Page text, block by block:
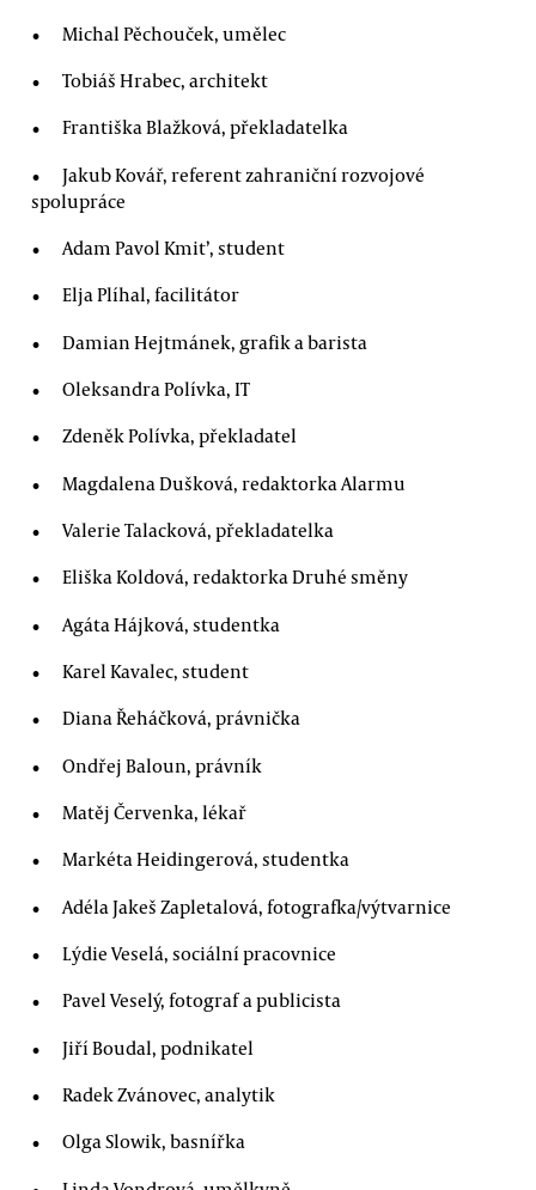
Michal Pěchouček, umělec
Tobiáš Hrabec, architekt
Františka Blažková, překladatelka
Jakub Kovář, referent zahraniční rozvojové
spolupráce
Adam Pavol Kmit’, student
Elja Plíhal, facilitátor
Damian Hejtmánek, grafik a barista
Oleksandra Polívka, IT
Zdeněk Polívka, překladatel
Magdalena Dušková, redaktorka Alarmu
Valerie Talacková, překladatelka
Eliška Koldová, redaktorka Druhé směny
Agáta Hájková, studentka
Karel Kavalec, student
Diana Řeháčková, právnička
Ondřej Baloun, právník
Matěj Červenka, lékař
Markéta Heidingerová, studentka
Adéla Jakeš Zapletalová, fotografka/výtvarnice
Lýdie Veselá, sociální pracovnice
Pavel Veselý, fotograf a publicista
Jiří Boudal, podnikatel
Radek Zvánovec, analytik
Olga Slowik, basnířka